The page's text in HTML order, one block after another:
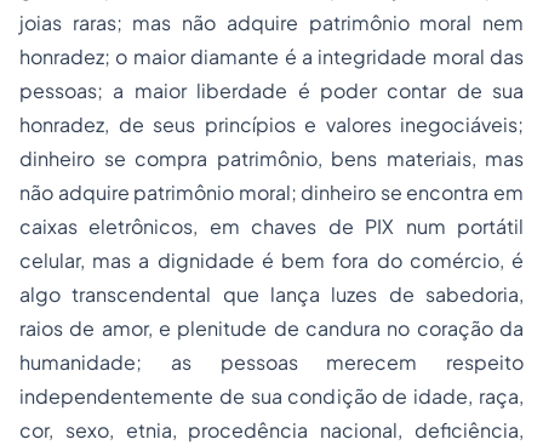
joias raras; mas não adquire patrimônio moral nem
honradez; o maior diamante é a integridade moral das
pessoas; a maior liberdade é poder contar de sua
honradez, de seus princípios e valores inegociáveis;
dinheiro se compra patrimônio, bens materiais, mas
não adquire patrimônio moral; dinheiro se encontra em
caixas eletrônicos, em chaves de PIX num portátil
celular, mas a dignidade é bem fora do comércio, é
algo transcendental que lança luzes de sabedoria,
raios de amor, e plenitude de candura no coração da
humanidade; as pessoas merecem respeito
independentemente de sua condição de idade, raça,
cor, sexo, etnia, procedência nacional, deficiência,